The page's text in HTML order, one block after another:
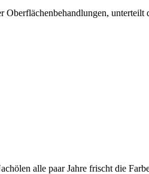
unterteilt
alle paar Jahre frischt die